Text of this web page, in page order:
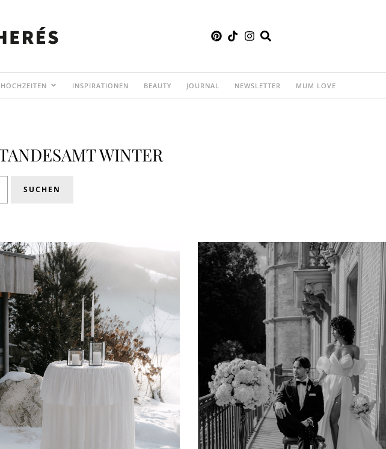
HOCHZEITEN INSPIRATIONEN BEAUTY JOURNAL NEWSLETTER MUM LOVE
WINTER